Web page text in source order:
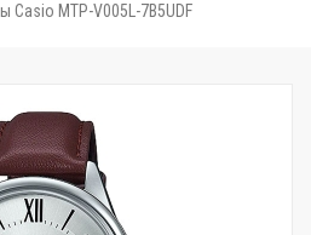
Casio MTP-V005L-7B5UDF